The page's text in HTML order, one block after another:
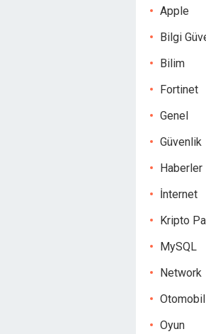
Apple
Bilgi
Bilim
Fortinet
Genel
Güvenlik
Haberler
İnternet
Kripto
MySQL
Network
Otomobil
Oyun